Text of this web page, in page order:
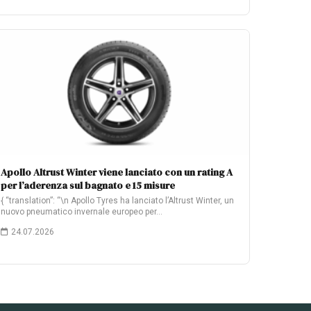
Apollo Altrust Winter viene lanciato con un rating A
per l’aderenza sul bagnato e 15 misure
{ “translation”: “\n Apollo Tyres ha lanciato l’Altrust Winter, un
nuovo pneumatico invernale europeo per…
24.07.2026